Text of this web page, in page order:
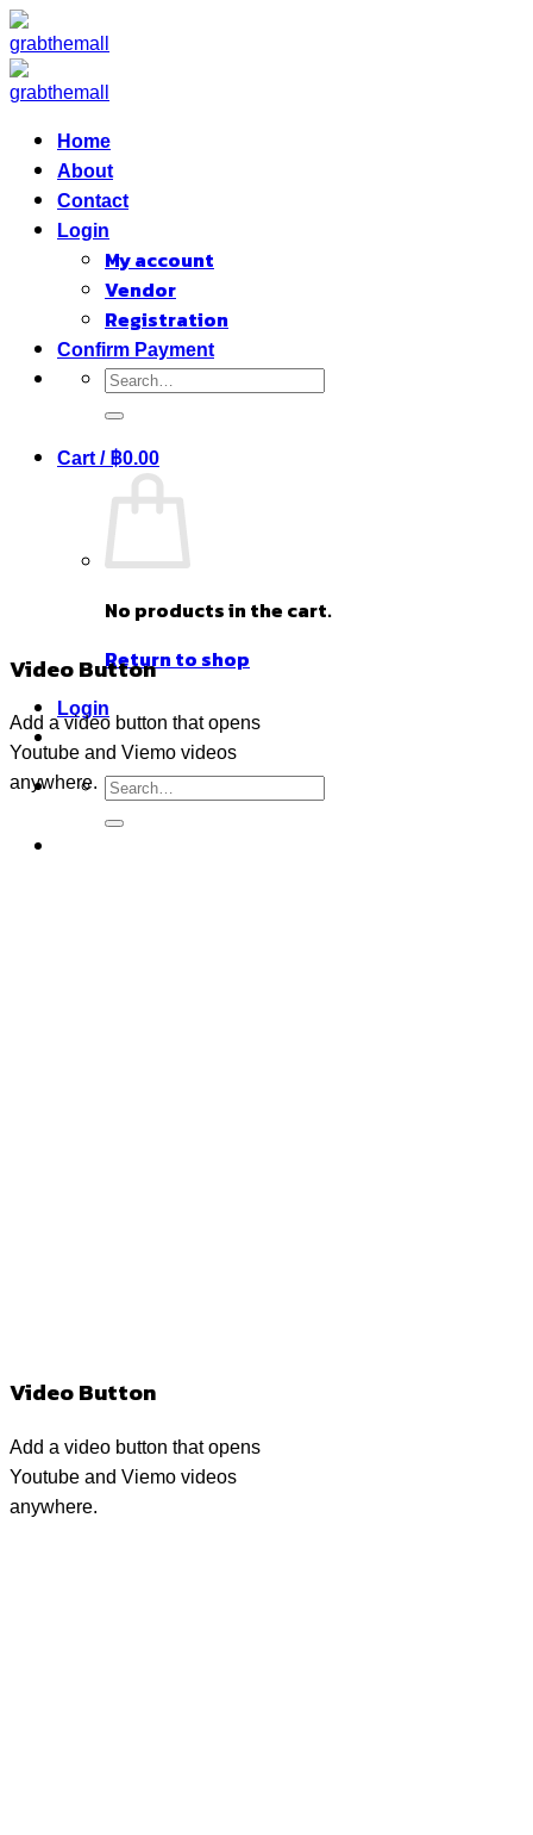
Skip
to
content
Home
About
Contact
Login
My account
Vendor
Registration
Confirm Payment
Search
for:
Cart / ฿0.00
No products in the cart.
Return to shop
Login
Search
for:
Video Button
Add a video button that opens
Youtube and Viemo videos
anywhere.
Video Button
Add a video button that opens
Youtube and Viemo videos
anywhere.